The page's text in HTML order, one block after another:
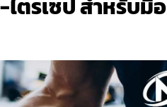
ไตรเซป สำหรับมือ